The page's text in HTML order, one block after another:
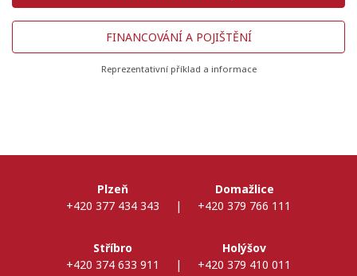
FINANCOVÁNÍ A POJIŠTĚNÍ
Reprezentativní příklad a informace
Plzeň
+420 377 434 343
|
Domažlice
+420 379 766 111
Stříbro
+420 374 633 911
|
Holýšov
+420 379 410 011